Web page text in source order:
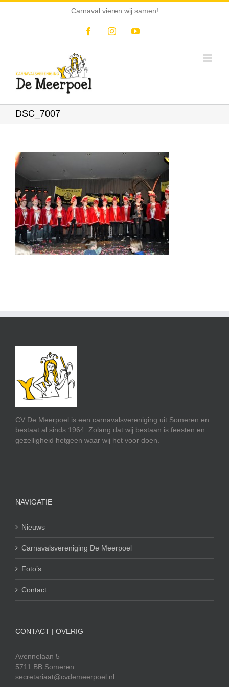
Carnaval vieren wij samen!
FacebookInstagramYouTube
DSC_7007
CV De Meerpoel is een carnavalsvereniging uit Someren en
bestaat al sinds 1964. Zolang dat wij bestaan is feesten en
gezelligheid hetgeen waar wij het voor doen.
NAVIGATIE
Nieuws
Carnavalsvereniging De Meerpoel
Foto’s
Contact
CONTACT | OVERIG
Avennelaan 5
5711 BB Someren
secretariaat@cvdemeerpoel.nl